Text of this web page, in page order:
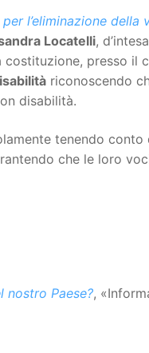
l’eliminazione
Locatelli,
costituzione, presso il
riconoscendo
disabilità.
tenendo conto
che le loro
nostro Paese?,